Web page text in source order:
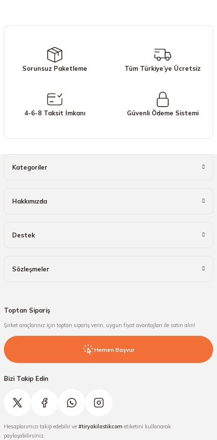
Ürün açıklamasında eksik bilgiler bulunuyor.
Ürün bilgilerinde hatalar bulunuyor.
Bu ürüne benzer farklı alternatifler olmalı.
Sorunsuz Paketleme Tüm Türkiye’ye Ücretsiz
4-6-8 Taksit İmkanı Güvenli Ödeme Sistemi
Kategoriler
Hakkımızda
Destek
Sözleşmeler
Toptan Sipariş
Şirket araçlarınız için toptan sipariş verin, uygun fiyat avantajları ile satın alın!
Hemen Başvur
Bizi Takip Edin
Hesaplarımızı takip edebilir ve #tiryakilastikcom etiketini kullanarak
paylaşabilirsiniz.